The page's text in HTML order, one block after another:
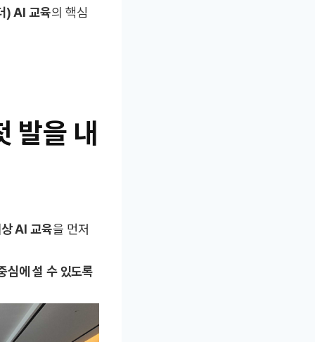
) AI 교육의 핵심
발을 내
AI 교육을 먼저
심에 설 수 있도록